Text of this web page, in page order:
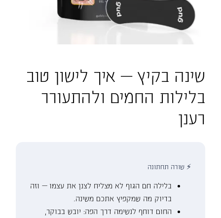
שינה בקיץ — איך לישון טוב
בלילות החמים ולהתעורר
רענן
⚡ שורה תחתונה
בלילה חם הגוף לא מצליח לצנן את עצמו — וזה
בדיוק מה שמקפיץ אתכם משינה.
החום דוחף לנשימה דרך הפה: יובש בבוקר,